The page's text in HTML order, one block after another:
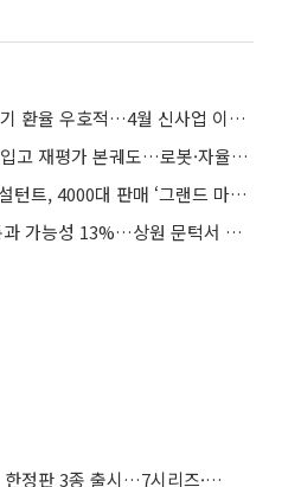
NH證 “현대차·기아, 1분기 환율 우호적…4월 신사업 이벤트도 주목”
현대차·기아, '피지컬 AI' 입고 재평가 본궤도…로봇·자율주행이 성장 견인
김학준 기아 선임 오토컨설턴트, 4000대 판매 ‘그랜드 마스터’ 등극
美 클래리티 법안 연내 통과 가능성 13%…상원 문턱서 제동
BMW코리아, 8월 온라인 한정판 3종 출시…7시리즈·X7·M340i 투어링